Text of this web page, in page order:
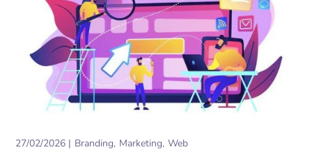
27/02/2026 Branding Marketing Web